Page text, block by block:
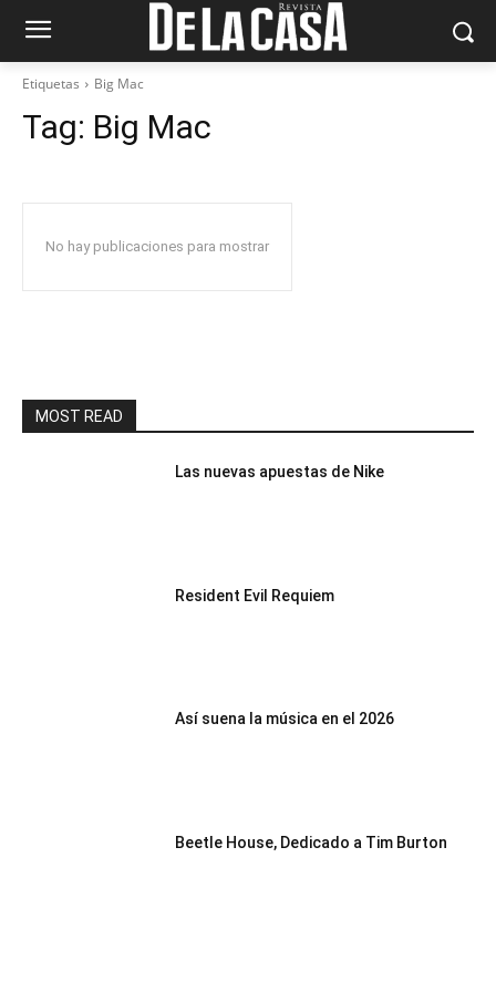
Etiquetas Big Mac
Tag: Big Mac
No hay publicaciones para mostrar
MOST READ
Las nuevas apuestas de Nike
Resident Evil Requiem
Así suena la música en el 2026
Beetle House, Dedicado a Tim Burton